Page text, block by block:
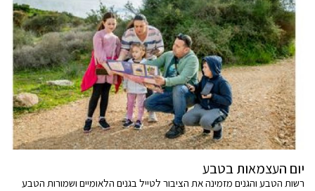
יום העצמאות בטבע
רשות הטבע והגנים מזמינה את הציבור לטייל בגנים הלאומיים ושמורות הטבע